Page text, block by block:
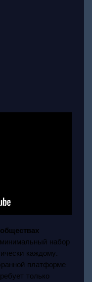
набор
каждому.
платформе
только